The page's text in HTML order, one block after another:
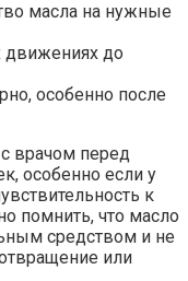
масла на нужные
движениях до
особенно после
с врачом перед
особенно если у
к
помнить, что масло
средством и не
или